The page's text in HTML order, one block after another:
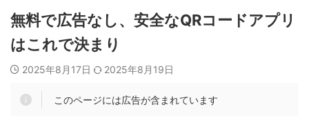
無料で広告なし、安全なQRコードアプリ
はこれで決まり
2025年8月17日 2025年8月19日
このページには広告が含まれています